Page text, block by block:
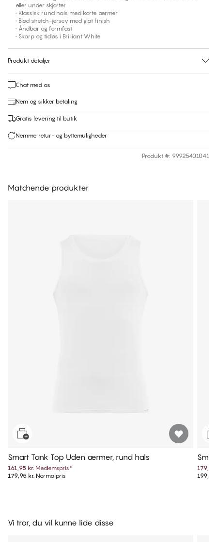
eller under skjorter.
• Klassisk rund hals med korte ærmer
• Blød stretch-jersey med glat finish
• Åndbar og formfast
• Skarp og tidløs i Brilliant White
Produkt detaljer
Chat med os
Nem og sikker betaling
Gratis levering til butik
Nemme retur- og byttemuligheder
Produkt #: 99925401041
Matchende produkter
Smart Tank Top Uden ærmer, rund hals
161,95 kr. Medlemspris*
179,95 kr. Normalpris
179,95
199,95
Vi tror, du vil kunne lide disse